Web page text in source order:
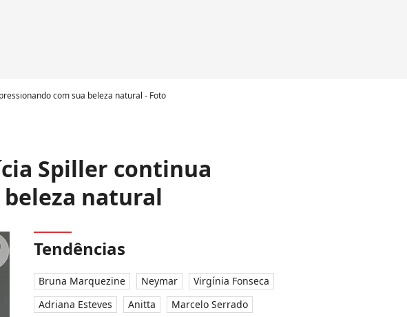
com sua beleza natural - Foto
Spiller continua
natural
Tendências
Bruna Marquezine Neymar
Virgínia Fonseca
Adriana Esteves
Anitta
Marcelo Serrado